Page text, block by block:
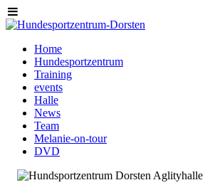
Home
Hundesportzentrum
Training
events
Halle
News
Team
Melanie-on-tour
DVD